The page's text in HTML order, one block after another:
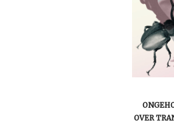
OVER